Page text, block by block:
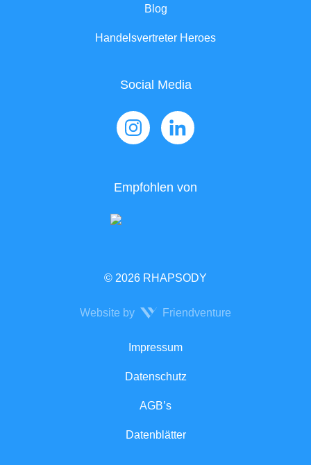
Blog
Handelsvertreter Heroes
Social Media
Empfohlen von
© 2026 RHAPSODY
Website by Friendventure
Impressum
Datenschutz
AGB’s
Datenblätter